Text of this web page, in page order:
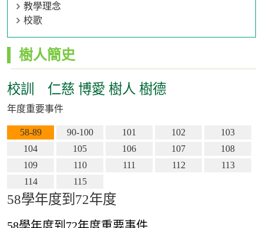
教學理念
校歌
樹人簡史
校訓 仁慈 博愛 樹人 樹德
年度重要事件
58-89 90-100 101 102
103
104
105 106 107
108
109
110 111 112
113
114
115
58學年度到72年度